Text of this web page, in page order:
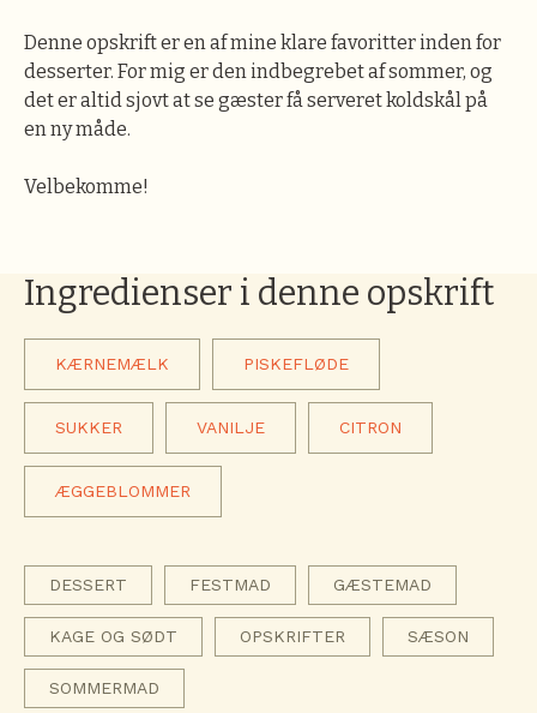
Denne opskrift er en af mine klare favoritter inden for
desserter. For mig er den indbegrebet af sommer, og
det er altid sjovt at se gæster få serveret koldskål på
en ny måde.
Velbekomme!
Ingredienser i denne opskrift
KÆRNEMÆLK PISKEFLØDE
SUKKER VANILJE CITRON
ÆGGEBLOMMER
DESSERT FESTMAD GÆSTEMAD
KAGE OG SØDT OPSKRIFTER SÆSON
SOMMERMAD